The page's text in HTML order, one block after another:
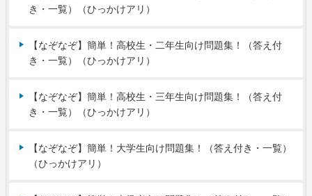
き・一覧）（ひっかけアリ）
【なぞなぞ】簡単！高校生・二年生向け問題集！（答え付
き・一覧）（ひっかけアリ）
【なぞなぞ】簡単！高校生・三年生向け問題集！（答え付
き・一覧）（ひっかけアリ）
【なぞなぞ】簡単！大学生向け問題集！（答え付き・一覧）
（ひっかけアリ）